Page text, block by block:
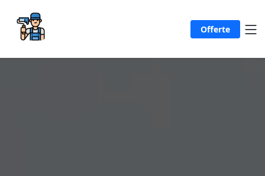
Offerte